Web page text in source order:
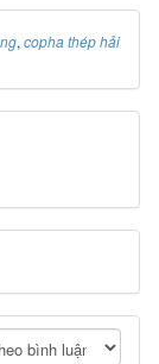
, copha thép hải